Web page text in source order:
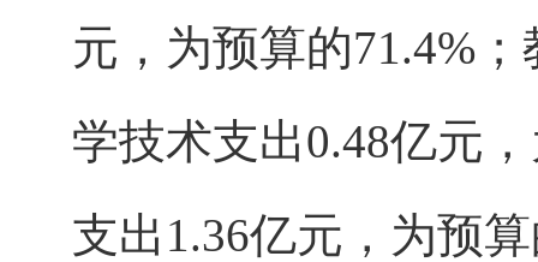
元，为预算的71.4%
学技术支出0.48亿元
支出1.36亿元，为预